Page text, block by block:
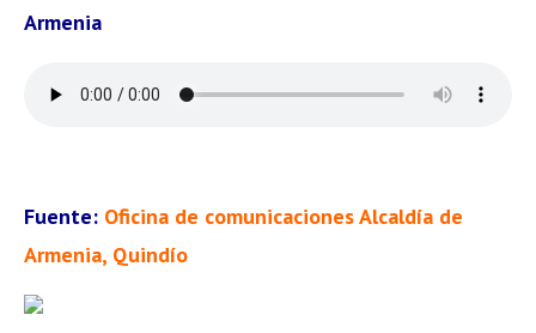
Armenia
Fuente: Oficina de comunicaciones Alcaldía de
Armenia, Quindío